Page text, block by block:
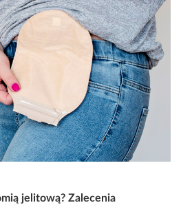
jelitową? Zalecenia